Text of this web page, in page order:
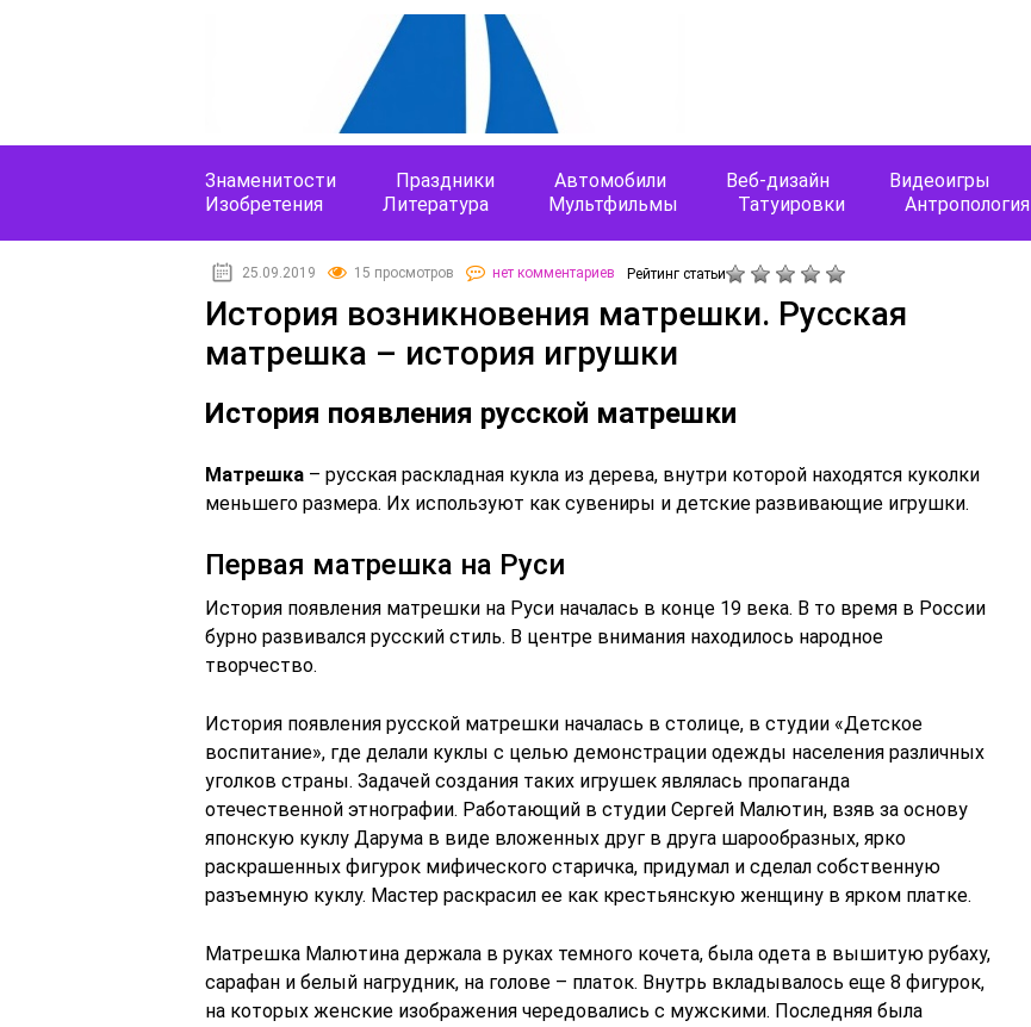
Знаменитости Праздники Автомобили Веб-дизайн Видеоигры
Изобретения
Литература Мультфильмы Татуировки Антропология
25.09.2019 15 просмотров нет комментариев Рейтинг статьи
История возникновения матрешки. Русская
матрешка – история игрушки
История появления русской матрешки
Матрешка – русская раскладная кукла из дерева, внутри которой находятся куколки
меньшего размера. Их используют как сувениры и детские развивающие игрушки.
Первая матрешка на Руси
История появления матрешки на Руси началась в конце 19 века. В то время в России
бурно развивался русский стиль. В центре внимания находилось народное
творчество.
История появления русской матрешки началась в столице, в студии «Детское
воспитание», где делали куклы с целью демонстрации одежды населения различных
уголков страны. Задачей создания таких игрушек являлась пропаганда
отечественной этнографии. Работающий в студии Сергей Малютин, взяв за основу
японскую куклу Дарума в виде вложенных друг в друга шарообразных, ярко
раскрашенных фигурок мифического старичка, придумал и сделал собственную
разъемную куклу. Мастер раскрасил ее как крестьянскую женщину в ярком платке.
Матрешка Малютина держала в руках темного кочета, была одета в вышитую рубаху,
сарафан и белый нагрудник, на голове – платок. Внутрь вкладывалось еще 8 фигурок,
на которых женские изображения чередовались с мужскими. Последняя была